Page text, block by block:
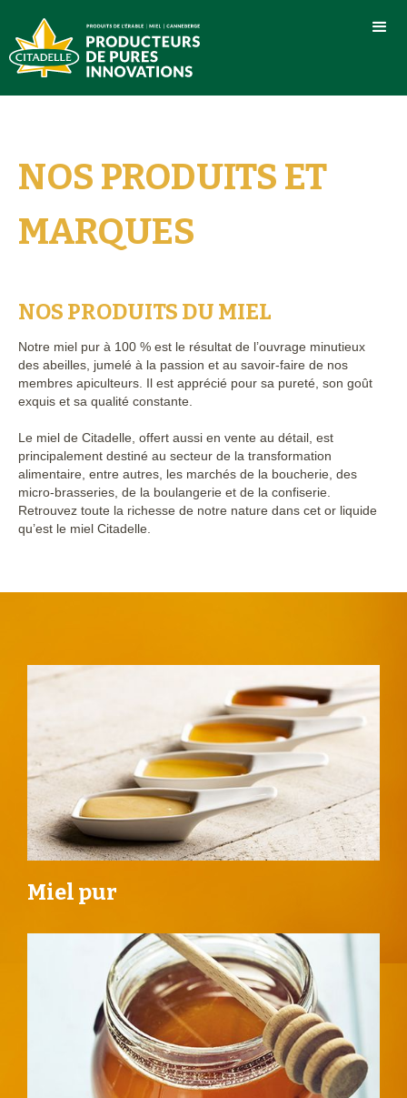
NOS PRODUITS ET
MARQUES
NOS PRODUITS DU MIEL
Notre miel pur à 100 % est le résultat de l’ouvrage minutieux
des abeilles, jumelé à la passion et au savoir-faire de nos
membres apiculteurs. Il est apprécié pour sa pureté, son goût
exquis et sa qualité constante.
Le miel de Citadelle, offert aussi en vente au détail, est
principalement destiné au secteur de la transformation
alimentaire, entre autres, les marchés de la boucherie, des
micro-brasseries, de la boulangerie et de la confiserie.
Retrouvez toute la richesse de notre nature dans cet or liquide
qu’est le miel Citadelle.
Miel pur